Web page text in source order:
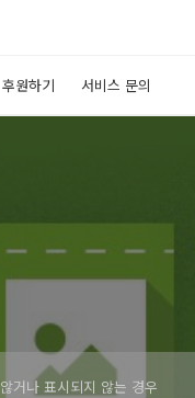
후원하기 서비스 문의
거나 표시되지 않는 경우